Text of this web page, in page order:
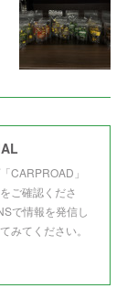
CARPROAD」
ご確認くださ
で情報を発信し
みてください。